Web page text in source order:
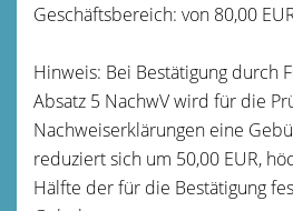
Geschäftsbereich: von 80,00
Hinweis: Bei Bestätigung durch
Absatz 5 NachwV wird für die
Nachweiserklärungen eine
reduziert sich um 50,00 EUR,
Hälfte der für die Bestätigung